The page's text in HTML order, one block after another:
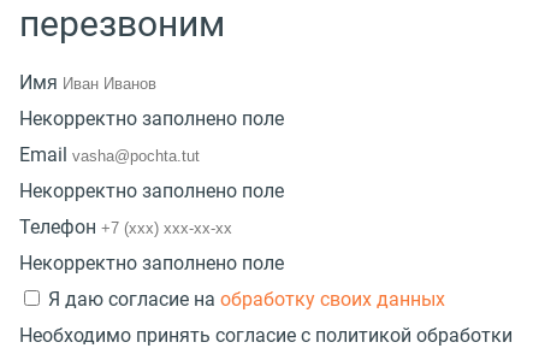
перезвоним
Имя
Некорректно заполнено поле
Email
Некорректно заполнено поле
Телефон
Некорректно заполнено поле
Я даю согласие на обработку своих данных
Необходимо принять согласие с политикой обработки